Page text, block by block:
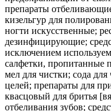
препараты
кизельгур для
ногти искусственные;
дезинфицирующие;
исключением
салфетки, пропитанные
мел для чистки; сода для
целей; препараты для
квасцовый для бритья
отбеливания зубов;